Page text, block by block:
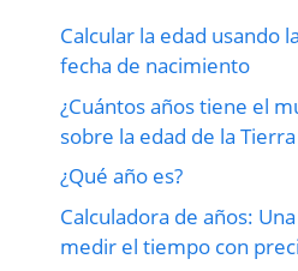
Calcular la edad usando
fecha de nacimiento
¿Cuántos años tiene el
sobre la edad de la Tierra
¿Qué año es?
Calculadora de años:
medir el tiempo con